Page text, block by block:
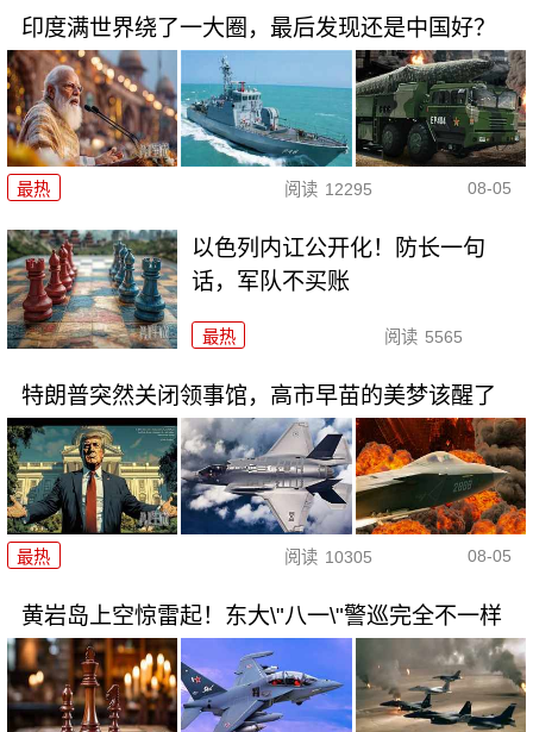
印度满世界绕了一大圈，最后发现还是中国好？
最热 阅读 12295 08-05
以色列内讧公开化！防长一句
话，军队不买账
最热 阅读 5565
特朗普突然关闭领事馆，高市早苗的美梦该醒了
最热 阅读 10305 08-05
黄岩岛上空惊雷起！东大\"八一\"警巡完全不一样